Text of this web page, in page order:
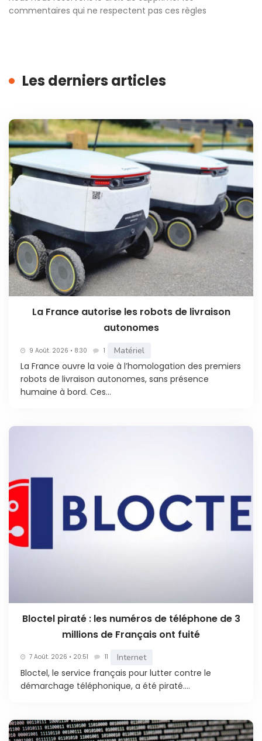
commentaires qui ne respectent pas ces règles
Les derniers articles
La France autorise les robots de livraison
autonomes
9 Août. 2026 • 8:30 1 Matériel
La France ouvre la voie à l’homologation des premiers
robots de livraison autonomes, sans présence
humaine à bord. Ces...
Bloctel piraté : les numéros de téléphone de 3
millions de Français ont fuité
7 Août. 2026 • 20:51 11 Internet
Bloctel, le service français pour lutter contre le
démarchage téléphonique, a été piraté....